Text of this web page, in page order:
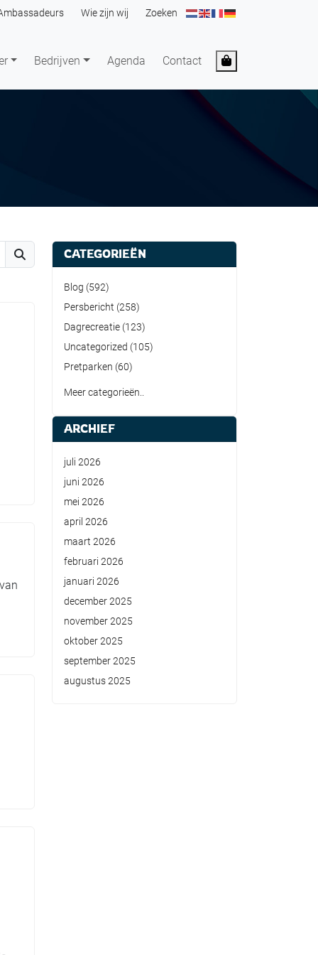
Wie zijn wij Zoeken
Bedrijven Agenda Contact Cart
Search
CATEGORIEËN
Blog (592)
Persbericht (258)
Dagrecreatie (123)
Uncategorized (105)
Pretparken (60)
Meer categorieën..
ARCHIEF
juli 2026
juni 2026
mei 2026
april 2026
maart 2026
februari 2026
januari 2026
december 2025
november 2025
oktober 2025
september 2025
augustus 2025